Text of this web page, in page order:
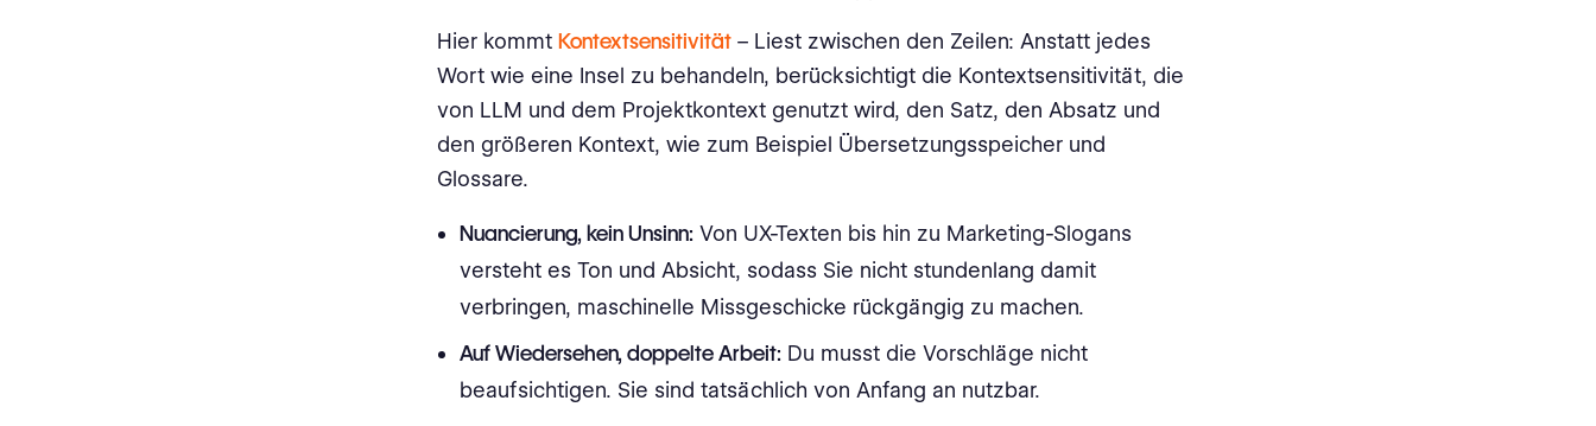
Hier kommt Kontextsensitivität – Liest zwischen den Zeilen: Anstatt jedes
Wort wie eine Insel zu behandeln, berücksichtigt die Kontextsensitivität, die
von LLM und dem Projektkontext genutzt wird, den Satz, den Absatz und
den größeren Kontext, wie zum Beispiel Übersetzungsspeicher und
Glossare.
Nuancierung, kein Unsinn: Von UX-Texten bis hin zu Marketing-Slogans
versteht es Ton und Absicht, sodass Sie nicht stundenlang damit
verbringen, maschinelle Missgeschicke rückgängig zu machen.
Auf Wiedersehen, doppelte Arbeit: Du musst die Vorschläge nicht
beaufsichtigen. Sie sind tatsächlich von Anfang an nutzbar.